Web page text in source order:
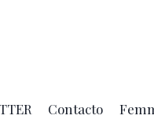
Contacto